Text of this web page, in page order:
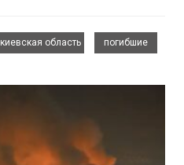
киевская область
погибшие